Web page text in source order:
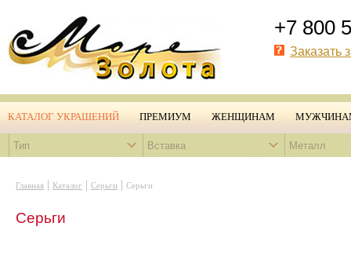
+7 800
Заказать
КАТАЛОГ УКРАШЕНИЙ ПРЕМИУМ ЖЕНЩИНАМ
Тип Вставка Металл
Главная | Каталог | Серьги | Серьги
Серьги